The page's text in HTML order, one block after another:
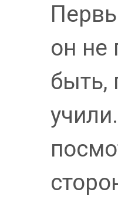
он не
быть,